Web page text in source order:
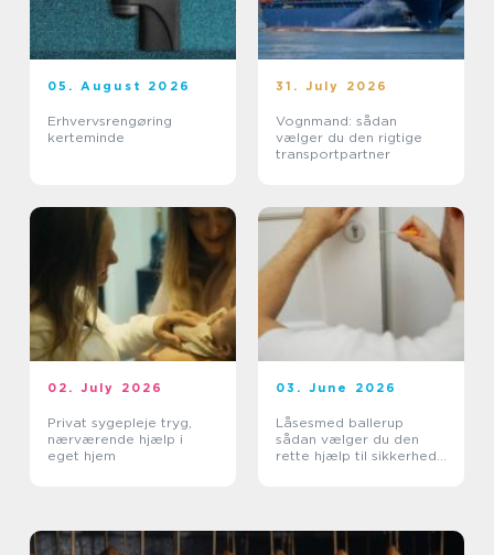
05. August 2026
Erhvervsrengøring
kerteminde
31. July 2026
Vognmand: sådan
vælger du den rigtige
transportpartner
02. July 2026
Privat sygepleje tryg,
nærværende hjælp i
eget hjem
03. June 2026
Låsesmed ballerup
sådan vælger du den
rette hjælp til sikkerhed